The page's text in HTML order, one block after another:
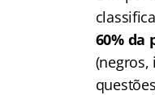
60% da
(negros,